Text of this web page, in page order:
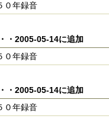
０年録音
・2005-05-14に追加
０年録音
・2005-05-14に追加
０年録音